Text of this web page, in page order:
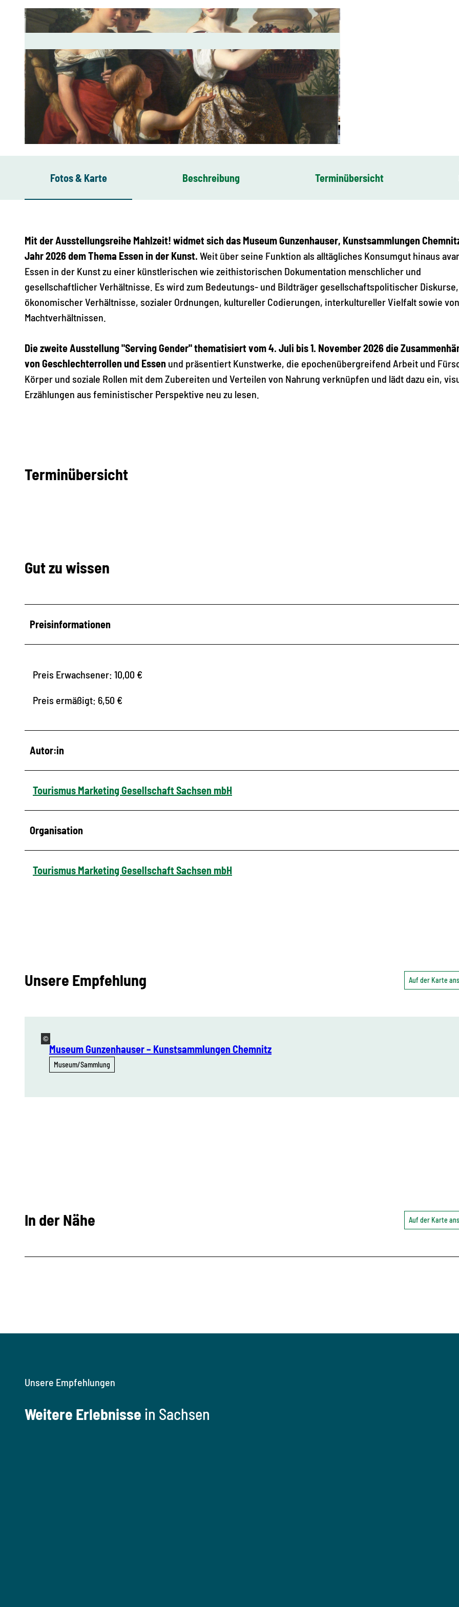
Fotos & Karte Beschreibung Terminübersicht
Mit der Ausstellungsreihe Mahlzeit! widmet sich das Museum Gunzenhauser, Kunstsammlungen
Jahr 2026 dem Thema Essen in der Kunst. Weit über seine Funktion als alltägliches Konsumgut hinaus
Essen in der Kunst zu einer künstlerischen wie zeithistorischen Dokumentation menschlicher und
gesellschaftlicher Verhältnisse. Es wird zum Bedeutungs- und Bildträger gesellschaftspolitischer
ökonomischer Verhältnisse, sozialer Ordnungen, kultureller Codierungen, interkultureller Vielfalt sowie von
Machtverhältnissen.
Die zweite Ausstellung "Serving Gender" thematisiert vom 4. Juli bis 1. November 2026 die
von Geschlechterrollen und Essen und präsentiert Kunstwerke, die epochenübergreifend Arbeit und
Körper und soziale Rollen mit dem Zubereiten und Verteilen von Nahrung verknüpfen und lädt dazu ein,
Erzählungen aus feministischer Perspektive neu zu lesen.
Terminübersicht
Gut zu wissen
Preisinformationen
Preis Erwachsener: 10,00 €
Preis ermäßigt: 6,50 €
Autor:in
Tourismus Marketing Gesellschaft Sachsen mbH
Organisation
Tourismus Marketing Gesellschaft Sachsen mbH
Unsere Empfehlung Auf der Karte
©
Museum Gunzenhauser – Kunstsammlungen Chemnitz
Museum/Sammlung
In der Nähe Auf der Karte
Unsere Empfehlungen
Weitere Erlebnisse in Sachsen